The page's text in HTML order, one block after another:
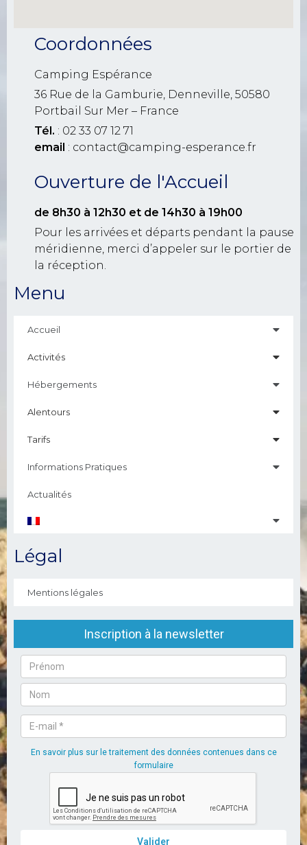
Coordonnées
Camping Espérance
36 Rue de la Gamburie, Denneville, 50580
Portbail Sur Mer – France
Tél. : 02 33 07 12 71
email : contact@camping-esperance.fr
Ouverture de l'Accueil
de 8h30 à 12h30 et de 14h30 à 19h00
Pour les arrivées et départs pendant la pause
méridienne, merci d’appeler sur le portier de
la réception.
Menu
Accueil
Activités
Hébergements
Alentours
Tarifs
Informations Pratiques
Actualités
Légal
Mentions légales